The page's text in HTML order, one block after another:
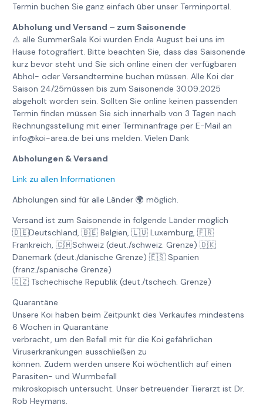
Termin buchen Sie ganz einfach über unser Terminportal.
Abholung und Versand – zum Saisonende
⚠️ alle SummerSale Koi wurden Ende August bei uns im
Hause fotografiert. Bitte beachten Sie, dass das Saisonende
kurz bevor steht und Sie sich online einen der verfügbaren
Abhol- oder Versandtermine buchen müssen. Alle Koi der
Saison 24/25müssen bis zum Saisonende 30.09.2025
abgeholt worden sein. Sollten Sie online keinen passenden
Termin finden müssen Sie sich innerhalb von 3 Tagen nach
Rechnungsstellung mit einer Terminanfrage per E-Mail an
info@koi-area.de bei uns melden. Vielen Dank
Abholungen & Versand
Link zu allen Informationen
Abholungen sind für alle Länder 🌍 möglich.
Versand ist zum Saisonende in folgende Länder möglich
🇩🇪Deutschland, 🇧🇪 Belgien, 🇱🇺 Luxemburg, 🇫🇷
Frankreich, 🇨🇭Schweiz (deut./schweiz. Grenze) 🇩🇰
Dänemark (deut./dänische Grenze) 🇪🇸 Spanien
(franz./spanische Grenze)
🇨🇿 Tschechische Republik (deut./tschech. Grenze)
Quarantäne
Unsere Koi haben beim Zeitpunkt des Verkaufes mindestens
6 Wochen in Quarantäne
verbracht, um den Befall mit für die Koi gefährlichen
Viruserkrankungen ausschließen zu
können. Zudem werden unsere Koi wöchentlich auf einen
Parasiten- und Wurmbefall
mikroskopisch untersucht. Unser betreuender Tierarzt ist Dr.
Rob Heymans.